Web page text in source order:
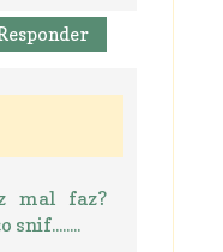
mal faz?
snif........